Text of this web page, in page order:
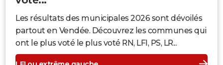
Les résultats des municipales 2026 sont dévoilés
partout en Vendée. Découvrez les communes qui
ont le plus voté le plus voté RN, LFI, PS, LR...